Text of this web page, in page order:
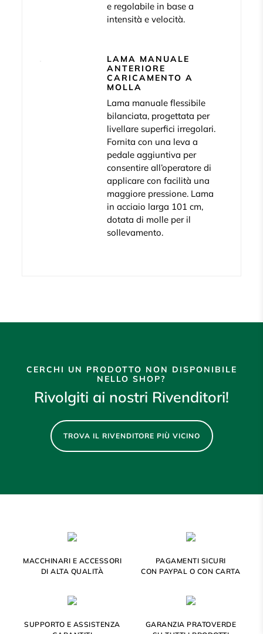
e regolabile in base a
intensità e velocità.
LAMA MANUALE
ANTERIORE
CARICAMENTO A
MOLLA
Lama manuale flessibile
bilanciata, progettata per
livellare superfici irregolari.
Fornita con una leva a
pedale aggiuntiva per
consentire all’operatore di
applicare con facilità una
maggiore pressione. Lama
in acciaio larga 101 cm,
dotata di molle per il
sollevamento.
CERCHI UN PRODOTTO NON DISPONIBILE
NELLO SHOP?
Rivolgiti ai nostri Rivenditori!
TROVA IL RIVENDITORE PIÙ VICINO
MACCHINARI E ACCESSORI
DI ALTA QUALITÀ
PAGAMENTI SICURI
CON PAYPAL O CON CARTA
SUPPORTO E ASSISTENZA
GARANZIA PRATOVERDE